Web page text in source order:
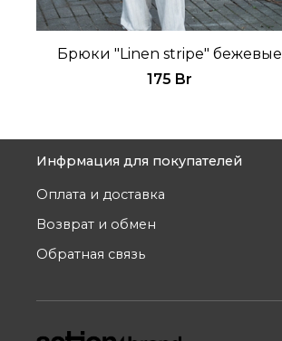
Брюки "Linen stripe" бежевые
175 Br
Инфрмация для покупателей
Оплата и доставка
Возврат и обмен
Обратная связь